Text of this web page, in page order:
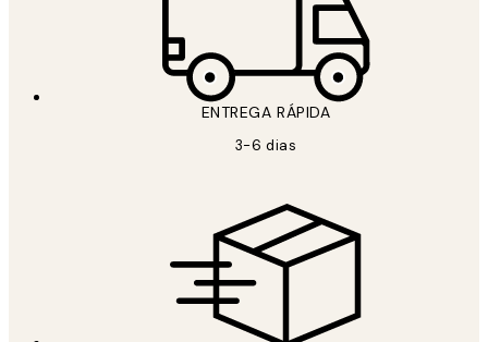
ENTREGA RÁPIDA
3-6 dias